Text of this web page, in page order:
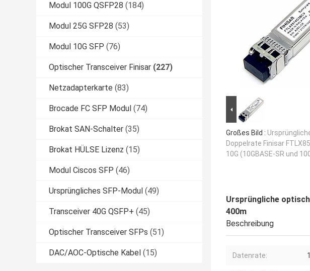
Modul 100G QSFP28 (184)
Modul 25G SFP28 (53)
Modul 10G SFP (76)
Optischer Transceiver Finisar (227)
Netzadapterkarte (83)
Brocade FC SFP Modul (74)
Brokat SAN-Schalter (35)
Brokat HÜLSE Lizenz (15)
Modul Ciscos SFP (46)
Ursprüngliches SFP-Modul (49)
Transceiver 40G QSFP+ (45)
Optischer Transceiver SFPs (51)
DAC/AOC-Optische Kabel (15)
Großes Bild :
Doppelrate Finisar
10G (10GBASE-SR und
Ursprüngliche
400m
Beschreibung
Datenrate: